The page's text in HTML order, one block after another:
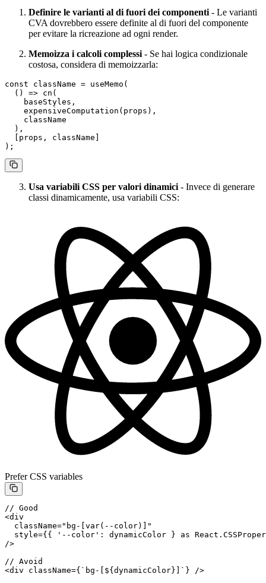
Definire le varianti al di fuori dei componenti - Le varianti
CVA dovrebbero essere definite al di fuori del componente
per evitare la ricreazione ad ogni render.
Memoizza i calcoli complessi - Se hai logica condizionale
costosa, considera di memoizzarla:
const className = useMemo (
  ()
=> cn (
    baseStyles,
    expensiveComputation
(props),
    className
  ),
  [props, className]
);
Usa variabili CSS per valori dinamici - Invece di generare
classi dinamicamente, usa variabili CSS:
Prefer CSS variables
// Good
<div
  className
="bg-[var(--color)]"
  style
={{ '--color' : dynamicColor } as React .
/>
// Avoid
<div className={ `bg-[${ dynamicColor }]` } />